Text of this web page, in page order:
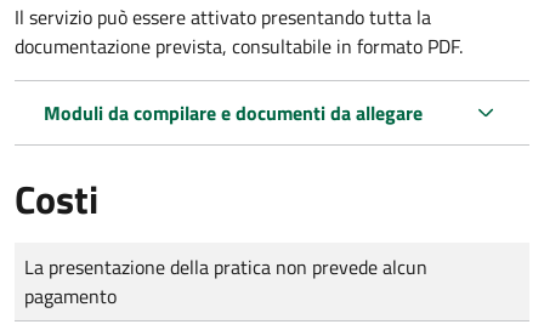
Il servizio può essere attivato presentando tutta la
documentazione prevista, consultabile in formato PDF.
Moduli da compilare e documenti da allegare
Costi
Tipo di pagamento
Importo
La presentazione della pratica non prevede alcun
pagamento